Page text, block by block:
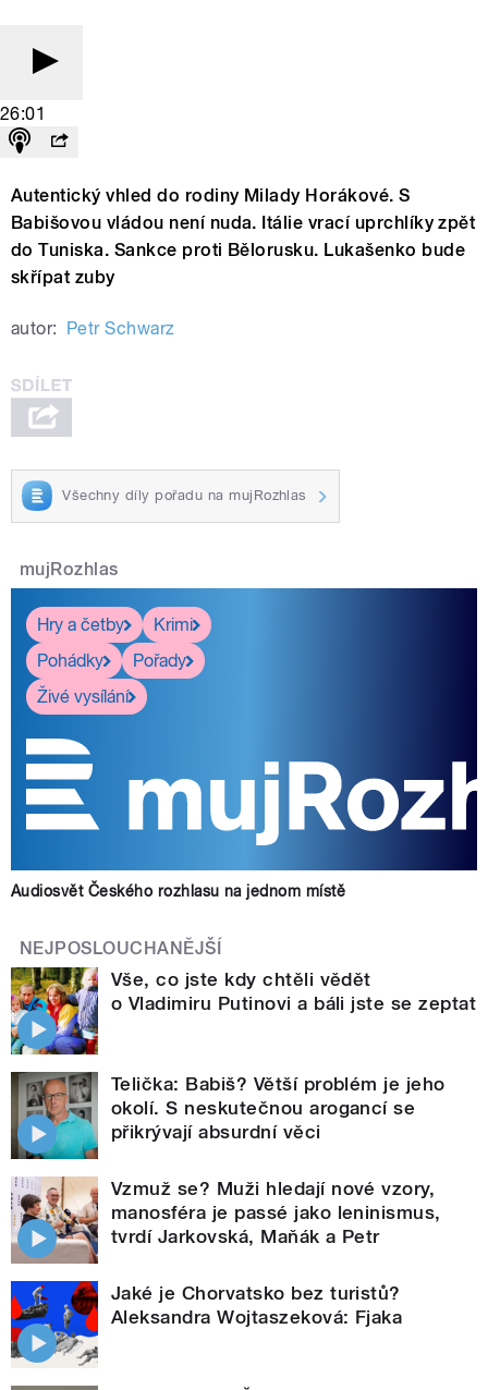
26:01
Autentický vhled do rodiny Milady Horákové. S
Babišovou vládou není nuda. Itálie vrací uprchlíky zpět
do Tuniska. Sankce proti Bělorusku. Lukašenko bude
skřípat zuby
autor: Petr Schwarz
Všechny díly pořadu na mujRozhlas
mujRozhlas
Hry a četby
Krimi
Pohádky
Pořady
Živé vysílání
Audiosvět Českého rozhlasu na jednom místě
NEJPOSLOUCHANĚJŠÍ
Vše, co jste kdy chtěli vědět
o Vladimiru Putinovi a báli jste se zeptat
Telička: Babiš? Větší problém je jeho
okolí. S neskutečnou arogancí se
přikrývají absurdní věci
Vzmuž se? Muži hledají nové vzory,
manosféra je passé jako leninismus,
tvrdí Jarkovská, Maňák a Petr
Jaké je Chorvatsko bez turistů?
Aleksandra Wojtaszeková: Fjaka